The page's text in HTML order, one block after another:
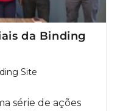
da Binding
Site
série de ações